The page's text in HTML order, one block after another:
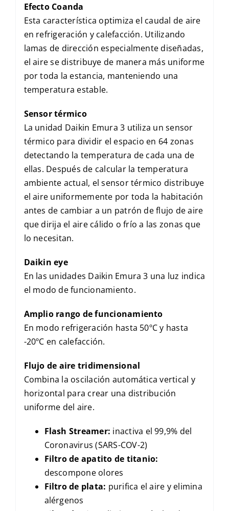
Efecto Coanda
Esta característica optimiza el caudal de aire
en refrigeración y calefacción. Utilizando
lamas de dirección especialmente diseñadas,
el aire se distribuye de manera más uniforme
por toda la estancia, manteniendo una
temperatura estable.
Sensor térmico
La unidad Daikin Emura 3 utiliza un sensor
térmico para dividir el espacio en 64 zonas
detectando la temperatura de cada una de
ellas. Después de calcular la temperatura
ambiente actual, el sensor térmico distribuye
el aire uniformemente por toda la habitación
antes de cambiar a un patrón de flujo de aire
que dirija el aire cálido o frío a las zonas que
lo necesitan.
Daikin eye
En las unidades Daikin Emura 3 una luz indica
el modo de funcionamiento.
Amplio rango de funcionamiento
En modo refrigeración hasta 50ºC y hasta
-20ºC en calefacción.
Flujo de aire tridimensional
Combina la oscilación automática vertical y
horizontal para crear una distribución
uniforme del aire.
Flash Streamer: inactiva el 99,9% del
Coronavirus (SARS-COV-2)
Filtro de apatito de titanio:
descompone olores
Filtro de plata: purifica el aire y elimina
alérgenos